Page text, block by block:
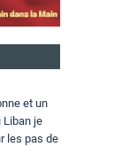
et un
Liban je
les pas de